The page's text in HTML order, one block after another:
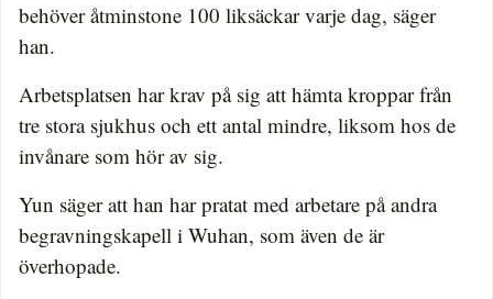
behöver åtminstone 100 liksäckar varje dag, säger
han.
Arbetsplatsen har krav på sig att hämta kroppar från
tre stora sjukhus och ett antal mindre, liksom hos de
invånare som hör av sig.
Yun säger att han har pratat med arbetare på andra
begravningskapell i Wuhan, som även de är
överhopade.